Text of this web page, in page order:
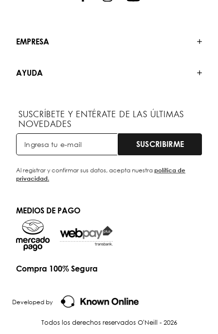
EMPRESA
AYUDA
SUSCRÍBETE Y ENTÉRATE DE LAS ÚLTIMAS
NOVEDADES
SUSCRIBIRME
Al registrar y confirmar sus datos, acepta nuestrapolítica de
privacidad.
MEDIOS DE PAGO
Compra 100% Segura
Todos los derechos reservados O'Neill - 2026
Developed by